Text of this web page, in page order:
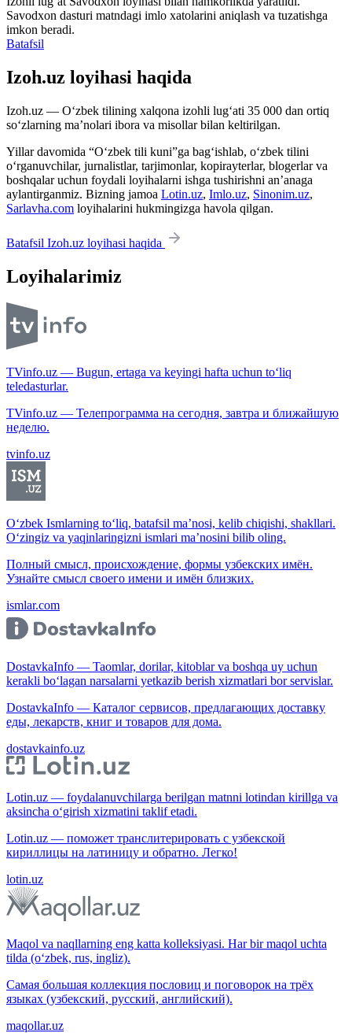
Savodxon dasturi matndagi imlo xatolarini aniqlash va tuzatishga
imkon beradi.
Batafsil
Izoh.uz loyihasi haqida
Izoh.uz — O‘zbek tilining xalqona izohli lug‘ati 35 000 dan ortiq
so‘zlarning ma’nolari ibora va misollar bilan keltirilgan.
Yillar davomida “O‘zbek tili kuni”ga bag‘ishlab, o‘zbek tilini
o‘rganuvchilar, jurnalistlar, tarjimonlar, kopirayterlar, blogerlar va
boshqalar uchun foydali loyihalarni ishga tushirishni an’anaga
aylantirganmiz. Bizning jamoa Lotin.uz, Imlo.uz, Sinonim.uz,
Sarlavha.com loyihalarini hukmingizga havola qilgan.
Batafsil Izoh.uz loyihasi haqida
Loyihalarimiz
TVinfo.uz — Bugun, ertaga va keyingi hafta uchun to‘liq
teledasturlar.
TVinfo.uz — Телепрограмма на сегодня, завтра и ближайшую
неделю.
tvinfo.uz
O‘zbek Ismlarning to‘liq, batafsil ma’nosi, kelib chiqishi, shakllari.
O‘zingiz va yaqinlaringizni ismlari ma’nosini bilib oling.
Полный смысл, происхождение, формы узбекских имён.
Узнайте смысл своего имени и имён близких.
ismlar.com
DostavkaInfo — Taomlar, dorilar, kitoblar va boshqa uy uchun
kerakli bo‘lagan narsalarni yetkazib berish xizmatlari bor servislar.
DostavkaInfo — Каталог сервисов, предлагающих доставку
еды, лекарств, книг и товаров для дома.
dostavkainfo.uz
Lotin.uz — foydalanuvchilarga berilgan matnni lotindan kirillga va
aksincha o‘girish xizmatini taklif etadi.
Lotin.uz — поможет транслитерировать с узбекской
кириллицы на латиницу и обратно. Легко!
lotin.uz
Maqol va naqllarning eng katta kolleksiyasi. Har bir maqol uchta
tilda (o‘zbek, rus, ingliz).
Самая большая коллекция пословиц и поговорок на трёх
языках (узбекский, русский, английский).
maqollar.uz